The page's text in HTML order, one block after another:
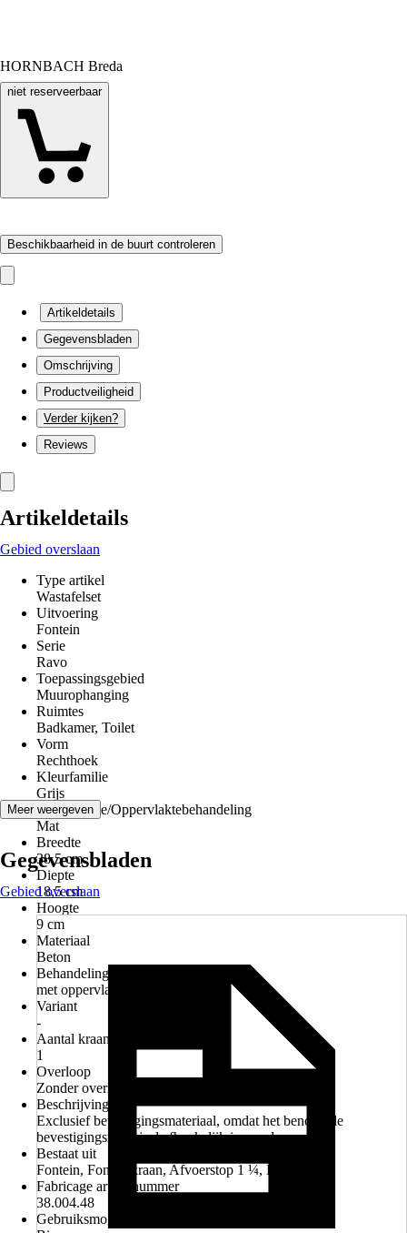
HORNBACH Breda
niet reserveerbaar
Beschikbaarheid in de buurt controleren
Artikeldetails
Gegevensbladen
Omschrijving
Productveiligheid
Verder kijken?
Reviews
Artikeldetails
Gebied overslaan
Type artikel
Wastafelset
Uitvoering
Fontein
Serie
Ravo
Toepassingsgebied
Muurophanging
Ruimtes
Badkamer, Toilet
Vorm
Rechthoek
Kleurfamilie
Grijs
Oppervlakte/Oppervlaktebehandeling
Mat
Breedte
38,5 cm
Diepte
18,5 cm
Hoogte
9 cm
Materiaal
Beton
Behandeling
met oppervlaktebehandeling
Variant
-
Aantal kraangaten
1
Overloop
Zonder overloop
Beschrijving
Exclusief bevestigingsmateriaal, omdat het benodigde
bevestigingsmateriaal afhankelijk is van de wand.
Bestaat uit
Fontein, Fonteinkraan, Afvoerstop 1 ¼, Designsifon
Fabricage artikelnummer
38.004.48
Gebruiksmogelijkheden
Meer weergeven
Gegevensbladen
Gebied overslaan